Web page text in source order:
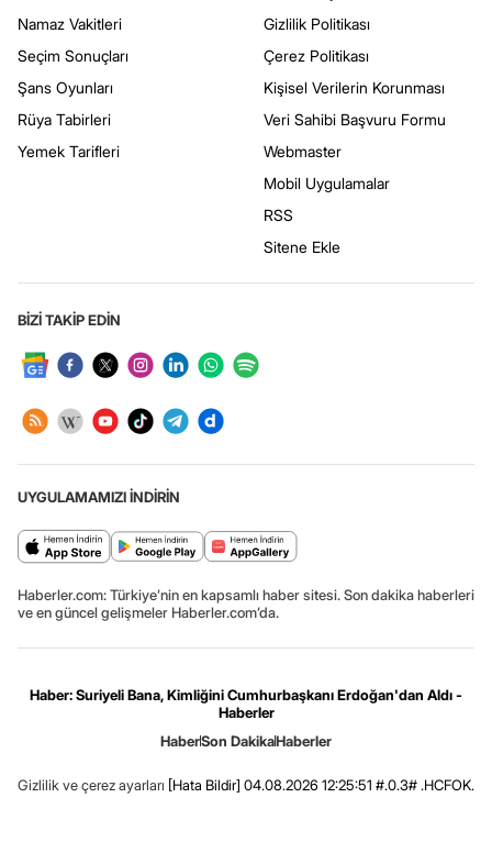
Namaz Vakitleri
Seçim Sonuçları
Şans Oyunları
Rüya Tabirleri
Yemek Tarifleri
Gizlilik Politikası
Çerez Politikası
Kişisel Verilerin Korunması
Veri Sahibi Başvuru Formu
Webmaster
Mobil Uygulamalar
RSS
Sitene Ekle
BİZİ TAKİP EDİN
UYGULAMAMIZI İNDİRİN
Haberler.com: Türkiye’nin en kapsamlı haber sitesi. Son dakika haberleri
ve en güncel gelişmeler Haberler.com’da.
Haber: Suriyeli Bana, Kimliğini Cumhurbaşkanı Erdoğan'dan Aldı -
Haberler
HaberSon DakikaHaberler
Gizlilik ve çerez ayarları [Hata Bildir] 04.08.2026 12:25:51 #.0.3# .HCFOK.